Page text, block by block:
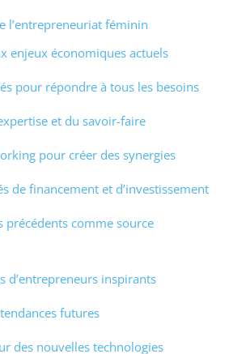
l’entrepreneuriat féminin
enjeux économiques actuels
pour répondre à tous les besoins
et du savoir-faire
pour créer des synergies
de financement et d’investissement
précédents comme source
d’entrepreneurs inspirants
futures
des nouvelles technologies